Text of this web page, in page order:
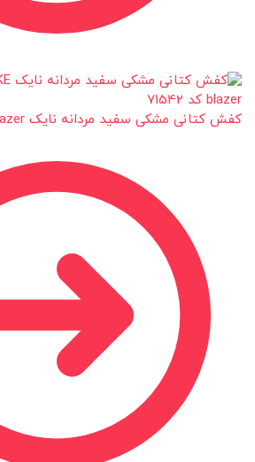
کفش کتانی مشکی سفید مردانه نایک NIKE blazer کد 71542